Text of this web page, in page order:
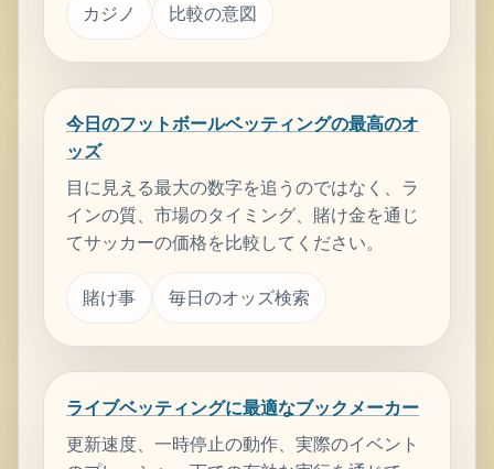
カジノ 比較の意図
今日のフットボールベッティングの最高のオ
ッズ
目に見える最大の数字を追うのではなく、ラ
インの質、市場のタイミング、賭け金を通じ
てサッカーの価格を比較してください。
賭け事 毎日のオッズ検索
ライブベッティングに最適なブックメーカー
更新速度、一時停止の動作、実際のイベント